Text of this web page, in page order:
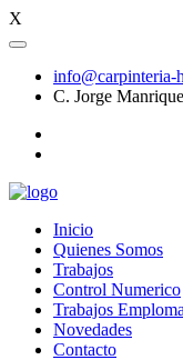
X
info@carpinteria-
C. Jorge
Inicio
Quienes Somos
Trabajos
Control Numerico
Trabajos
Novedades
Contacto